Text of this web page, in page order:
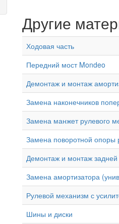
Другие
Ходовая часть
Передний мост Mondeo
Демонтаж и монтаж
Замена наконечников
Замена манжет рулевого
Замена поворотной опоры
Демонтаж и монтаж
Замена амортизатора
Рулевой механизм с
Шины и диски